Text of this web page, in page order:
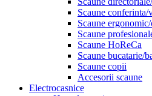
Scaune conferinta/
Scaune
Scaune
Scaune HoReCa
Scaune bucatarie/
Scaune copii
Accesorii scaune
Electrocasnice